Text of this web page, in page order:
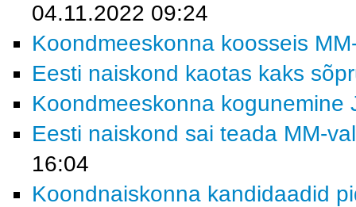
04.11.2022 09:24
Koondmeeskonna koosseis
Eesti naiskond kaotas kaks
Koondmeeskonna kogunemine
Eesti naiskond sai teada MM-
16:04
Koondnaiskonna kandidaadid